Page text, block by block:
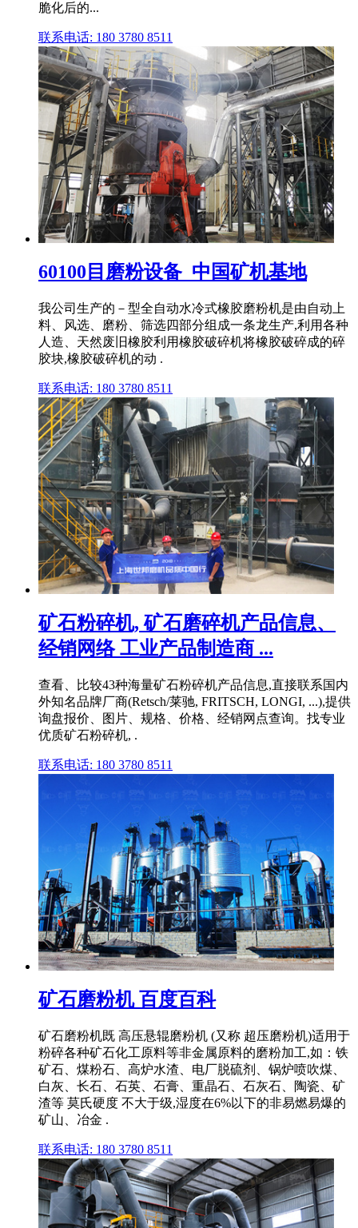
脆化后的...
联系电话: 180 3780 8511
60100目磨粉设备_中国矿机基地
我公司生产的－型全自动水冷式橡胶磨粉机是由自动上
料、风选、磨粉、筛选四部分组成一条龙生产,利用各种
人造、天然废旧橡胶利用橡胶破碎机将橡胶破碎成的碎
胶块,橡胶破碎机的动 .
联系电话: 180 3780 8511
矿石粉碎机, 矿石磨碎机产品信息、
经销网络 工业产品制造商 ...
查看、比较43种海量矿石粉碎机产品信息,直接联系国内
外知名品牌厂商(Retsch/莱驰, FRITSCH, LONGI, ...),提供
询盘报价、图片、规格、价格、经销网点查询。找专业
优质矿石粉碎机, .
联系电话: 180 3780 8511
矿石磨粉机 百度百科
矿石磨粉机既 高压悬辊磨粉机 (又称 超压磨粉机)适用于
粉碎各种矿石化工原料等非金属原料的磨粉加工,如：铁
矿石、煤粉石、高炉水渣、电厂脱硫剂、锅炉喷吹煤、
白灰、长石、石英、石膏、重晶石、石灰石、陶瓷、矿
渣等 莫氏硬度 不大于级,湿度在6%以下的非易燃易爆的
矿山、冶金 .
联系电话: 180 3780 8511